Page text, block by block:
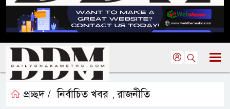
প্রচ্ছদ / নির্বাচিত খবর ,রাজনীতি